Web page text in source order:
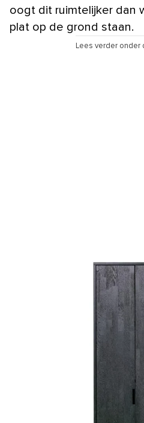
oogt dit ruimtelijker dan
plat op de grond staan.
Lees verder onder